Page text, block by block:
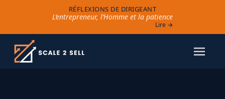
RÉFLEXIONS DE DIRIGEANT
L’entrepreneur, l’Homme et la patience
Lire →